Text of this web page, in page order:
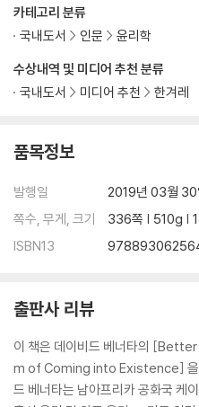
멸종에 관한 세 가지 우려 270
7. 결론 277
반직관성 반론을 반박하기 278
낙천주의자에 대한 대응 286
염인주의와 인류애주의 306
역자 후기 309
참고문헌 319
찾아보기 330
수상내역 및 미디어 추천 분류
국내도서
미디어 추천 한겨레
카테고리 분류
국내도서
인문 윤리학
품목정보
발행일
2019년 03월 30
쪽수, 무게, 크기
336쪽 | 510g |
ISBN13
출판사 리뷰
이 책은 데이비드 베너타의
m of Coming into Existence] 을
드 베너타는 남아프리카 공화국 케